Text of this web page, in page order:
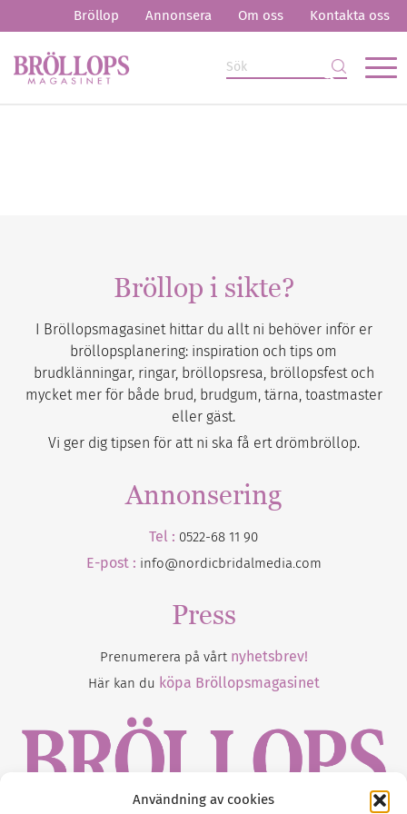
Användning av cookies
Bröllop Annonsera Om oss Kontakta oss
Bröllop i sikte?
I Bröllopsmagasinet hittar du allt ni behöver inför er
bröllopsplanering: inspiration och tips om
brudklänningar, ringar, bröllopsresa, bröllopsfest och
mycket mer för både brud, brudgum, tärna, toastmaster
eller gäst.
Vi ger dig tipsen för att ni ska få ert drömbröllop.
Annonsering
Tel : 0522-68 11 90
E-post : info@nordicbridalmedia.com
Press
Prenumerera på vårt nyhetsbrev!
Här kan du köpa Bröllopsmagasinet